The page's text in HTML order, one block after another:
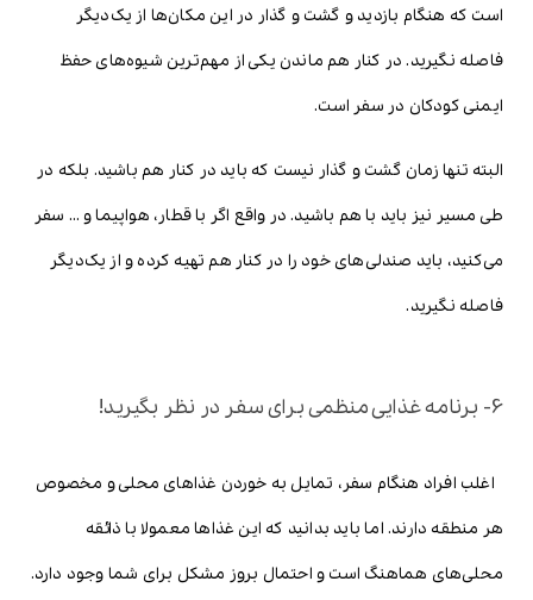
است که هنگام بازدید و گشت و گذار در این مکان‌ها از یک‌دیگر
فاصله نگیرید. در کنار هم ماندن یکی از مهم‌ترین شیوه‌های حفظ
ایمنی کودکان در سفر است.
البته تنها زمان گشت و گذار نیست که باید در کنار هم باشید. بلکه در
طی مسیر نیز باید با هم باشید. در واقع اگر با قطار، هواپیما و … سفر
می‌کنید، باید صندلی‌های خود را در کنار هم تهیه کرده و از یک‌دیگر
فاصله نگیرید.
6- برنامه غذایی منظمی برای سفر در نظر بگیرید!
اغلب افراد هنگام سفر، تمایل به خوردن غذاهای محلی و مخصوص
هر منطقه دارند. اما باید بدانید که این غذاها معمولا با ذائقه
محلی‌های هماهنگ است و احتمال بروز مشکل برای شما وجود دارد.